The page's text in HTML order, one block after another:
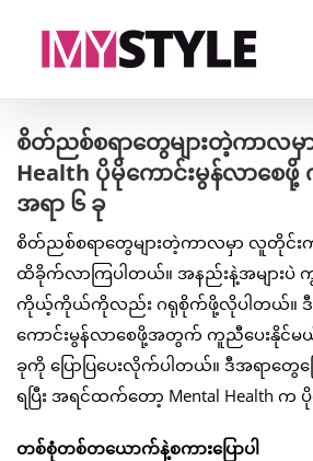
စိတ်ညစ်စရာတွေများတဲ့ကာလမှ
Health ပိုမိုကောင်းမွန်လာစေ
အရာ ၆ ခု
စိတ်ညစ်စရာတွေများတဲ့ကာလမှာ လူတိုင်းက
ထိခိုက်လာကြပါတယ်။ အနည်းနဲ့အများပဲ ကွာ
ကိုယ့်ကိုယ်ကိုလည်း ဂရုစိုက်ဖို့လိုပါတယ်။ ဒီလို
ကောင်းမွန်လာစေဖို့အတွက် ကူညီပေးနိုင်မ
ခုကို ပြောပြပေးလိုက်ပါတယ်။ ဒီအရာတွ
ရပြီး အရင်ထက်တော့ Mental Health က ပို
တစ်စုံတစ်တယောက်နဲ့စကားပြောပါ